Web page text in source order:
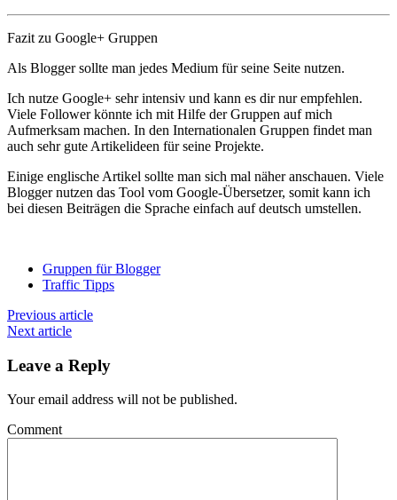
Fazit zu Google+ Gruppen
Als Blogger sollte man jedes Medium für seine Seite nutzen.
Ich nutze Google+ sehr intensiv und kann es dir nur empfehlen.
Viele Follower könnte ich mit Hilfe der Gruppen auf mich
Aufmerksam machen. In den Internationalen Gruppen findet man
auch sehr gute Artikelideen für seine Projekte.
Einige englische Artikel sollte man sich mal näher anschauen. Viele
Blogger nutzen das Tool vom Google-Übersetzer, somit kann ich
bei diesen Beiträgen die Sprache einfach auf deutsch umstellen.
Gruppen für Blogger
Traffic Tipps
Previous article
Next article
Leave a Reply
Your email address will not be published.
Comment